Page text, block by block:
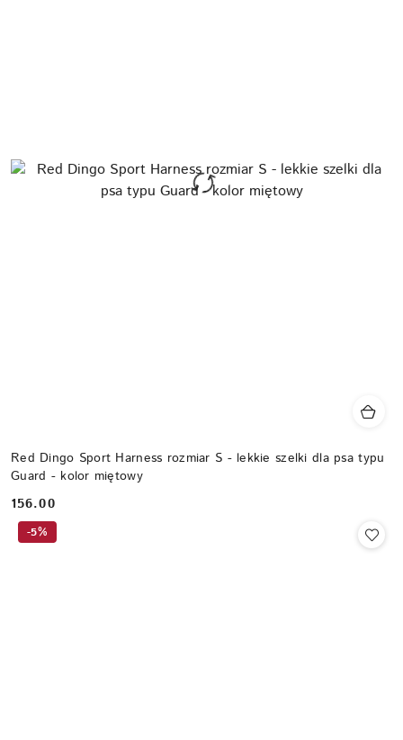
Red Dingo Sport Harness rozmiar S - lekkie szelki dla psa typu
Guard - kolor miętowy
Cena:
156.00
-5%